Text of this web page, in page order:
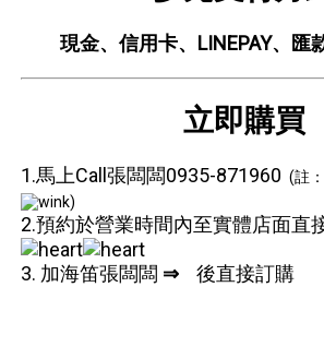
現金、信用卡、LINEPAY、匯
立即購買
1.馬上Call張闆闆0935-871960 (註
)
2.預約於營業時間內至實體店面直
3. 加海笛張闆闆 ⇒ 後直接訂購